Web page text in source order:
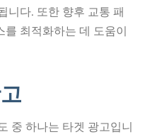
니다. 또한 향후 교통 패
를 최적화하는 데 도움이
중 하나는 타겟 광고입니